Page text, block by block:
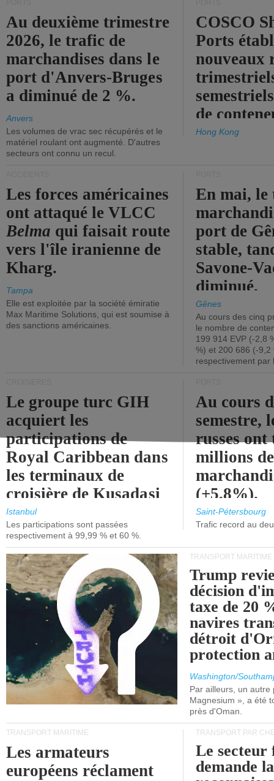
Au deuxième trimestre
2026, le trafic de
marchandises dans le
port d'Anvers-Bruges
a diminué de 2 %.
Anvers
Les volumes de vrac sec récupérés et le
matériel roulant ont augmenté. D'autres
secteurs ont connu un recul.
COSCO
Ports
nouveaux
de
Hong Kong
Les forces américaines
ont attaqué le VLCC
Belma qui faisait route
vers l'île iranienne de
Kharg.
Tampa
Elle est exploitée par la société émiratie
Max Maritime Solutions, qui est soumise à
des sanctions américaines.
En mai, le
port de
stable,
Savone-
diminué.
Gênes
Au cours des cinq
le nombre de
199 914 EVP (-2,8
%) et 200 686 (-9,2
respectivement par
Le groupe turc GIH
acquiert les
participations de
Royal Caribbean dans
les terminaux de
croisière de Kusadasi
et de Lisbonne.
Istanbul
Les participations sont passées
respectivement à 99,99 % et 60 %.
Au cours
semestre,
russes
millions
(+5,8%).
Saint-Pétersbourg
Trafic record au
TRANSPORT MARITIME
Trump
décision
taxe de 20
navires
détroit
protection
Washington/
Par ailleurs, un autre
Magnesium », a été
près d'Oman.
TRANSPORT MARITIME
Les armateurs
européens réclament
TRANSPORT PAR
Le
demande la